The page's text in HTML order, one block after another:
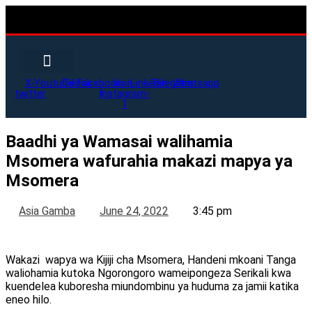
X-
twitter
YoutubeTiktokFacebook-
f
Icon-
instagram-
1
LinkedinTelegramWhatsapp
Baadhi ya Wamasai walihamia
Msomera wafurahia makazi mapya ya
Msomera
Asia Gamba June 24, 2022 3:45 pm
Wakazi wapya wa Kijiji cha Msomera, Handeni mkoani Tanga
waliohamia kutoka Ngorongoro wameipongeza Serikali kwa
kuendelea kuboresha miundombinu ya huduma za jamii katika
eneo hilo.